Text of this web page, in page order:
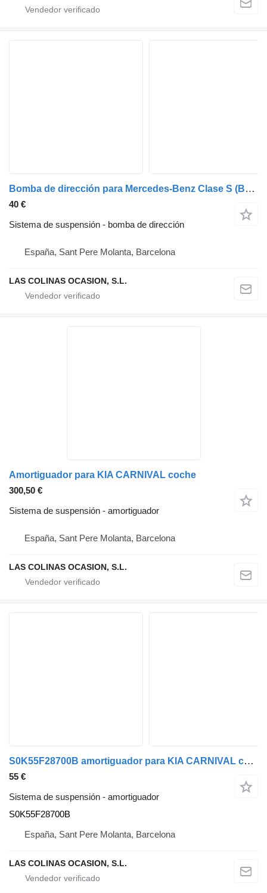
Bomba de dirección para Mercedes-Benz Clase S (BM 220) Berlina (07.1998->) coche
40 €
Sistema de suspensión - bomba de dirección
España, Sant Pere Molanta, Barcelona
LAS COLINAS OCASION, S.L.
Amortiguador para KIA CARNIVAL coche
300,50 €
Sistema de suspensión - amortiguador
España, Sant Pere Molanta, Barcelona
LAS COLINAS OCASION, S.L.
S0K55F28700B amortiguador para KIA CARNIVAL coche
55 €
Sistema de suspensión - amortiguador
S0K55F28700B
España, Sant Pere Molanta, Barcelona
LAS COLINAS OCASION, S.L.